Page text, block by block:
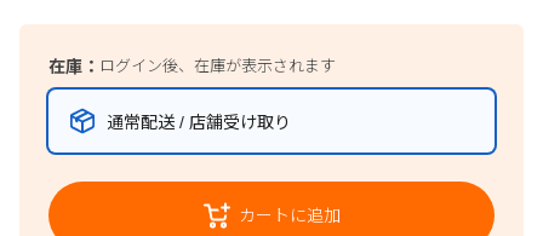
在庫： ログイン後、在庫が表示されます
通常配送 / 店舗受け取り
カートに追加